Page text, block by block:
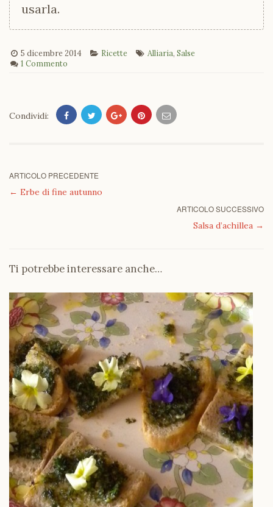
usarla.
5 dicembre 2014 Ricette Alliaria, Salse
1 Commento
Condividi:
ARTICOLO PRECEDENTE
← Erbe di fine autunno
ARTICOLO SUCCESSIVO
Salsa d’achillea →
Ti potrebbe interessare anche…